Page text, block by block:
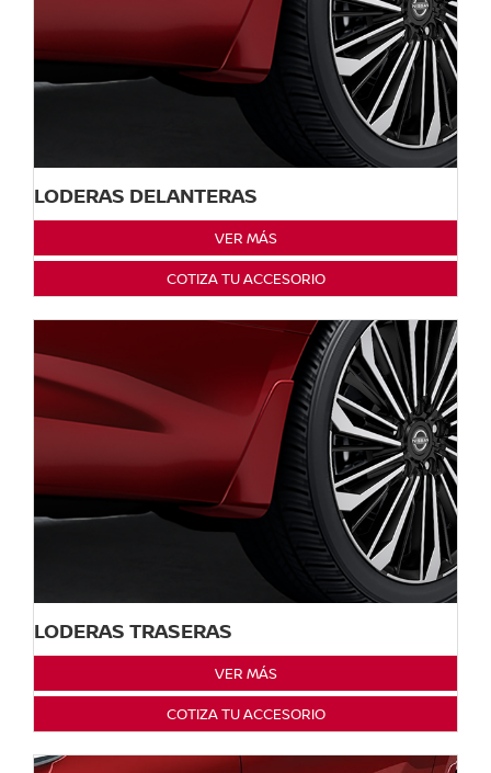
LODERAS DELANTERAS
VER MÁS
COTIZA TU ACCESORIO
LODERAS TRASERAS
VER MÁS
COTIZA TU ACCESORIO